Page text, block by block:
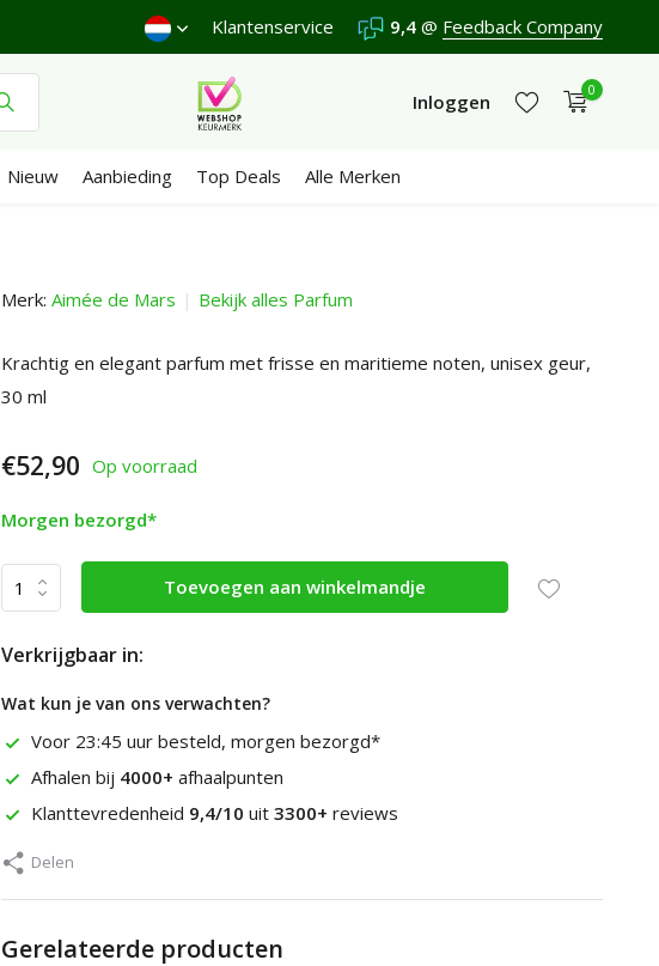
Verzenden €4,95 (NL)Gratisvanaf €65 Wij scoren een9,4/10 in
Klantenservice 9,4 @ Feedback Company
Inloggen
0
Nieuw Aanbieding Top Deals Alle Merken
Merk: Aimée de Mars Bekijk alles Parfum
Krachtig en elegant parfum met frisse en maritieme noten, unisex geur,
30 ml
€52,90 Op voorraad
Morgen bezorgd*
Toevoegen aan winkelmandje
Verkrijgbaar in:
Wat kun je van ons verwachten?
Voor 23:45 uur besteld, morgen bezorgd*
Afhalen bij 4000+ afhaalpunten
Klanttevredenheid 9,4/10 uit 3300+ reviews
Delen
Gerelateerde producten